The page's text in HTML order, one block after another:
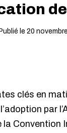
de
Publié le 20
clés en
par
la Convention